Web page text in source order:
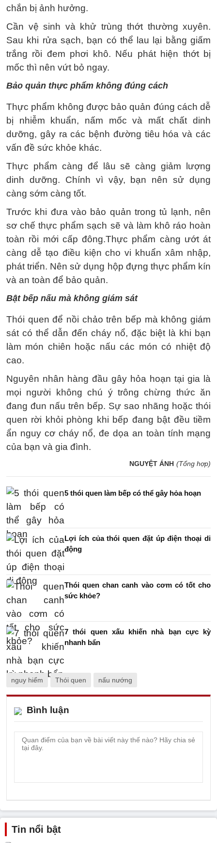
chắn bị ảnh hưởng.
Cần vệ sinh và khử trùng thớt thường xuyên.
Sau khi rửa sạch, bạn có thể lau lại bằng giấm
trắng rồi đem phơi khô. Nếu phát hiện thớt bị
mốc thì nên vứt bỏ ngay.
Bảo quản thực phẩm không đúng cách
Thực phẩm không được bảo quản đúng cách dễ
bị nhiễm khuẩn, nấm mốc và mất chất dinh
dưỡng, gây ra các bệnh đường tiêu hóa và các
vấn đề sức khỏe khác.
Thực phẩm càng để lâu sẽ càng giảm lượng
dinh dưỡng. Chính vì vậy, bạn nên sử dụng
càng sớm càng tốt.
Trước khi đưa vào bảo quản trong tủ lạnh, nên
sơ chế thực phẩm sạch sẽ và làm khô ráo hoàn
toàn rồi mới cấp đông.Thực phẩm càng ướt át
càng dễ tạo điều kiện cho vi khuẩn xâm nhập,
phát triển. Nên sử dụng hộp đựng thực phẩm kín
và an toàn để bảo quản.
Bật bếp nấu mà không giám sát
Thói quen để nồi chảo trên bếp mà không giám
sát có thể dẫn đến cháy nổ, đặc biệt là khi bạn
làm món chiên hoặc nấu các món có nhiệt độ
cao.
Nguyên nhân hàng đầu gây hỏa hoạn tại gia là
mọi người không chú ý trông chừng thức ăn
đang đun nấu trên bếp. Sự sao nhãng hoặc thói
quen rời khỏi phòng khi bếp đang bật đều tiềm
ẩn nguy cơ cháy nổ, đe dọa an toàn tính mạng
của bạn và gia đình.
NGUYỆT ÁNH (Tổng hợp)
5 thói quen làm bếp có thể gây hỏa hoạn
Lợi ích của thói quen đặt úp điện thoại di
động
Thói quen chan canh vào cơm có tốt cho
sức khỏe?
7 thói quen xấu khiến nhà bạn cực kỳ
nhanh bẩn
nguy hiểm Thói quen nấu nướng
Bình luận
Tin nổi bật